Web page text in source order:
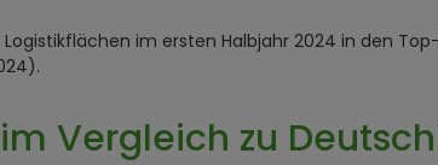
im ersten Halbjahr 2024 in den
Vergleich zu